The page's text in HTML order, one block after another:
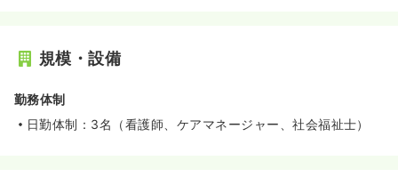
規模・設備
勤務体制
日勤体制：3名（看護師、ケアマネージャー、社会福祉士）